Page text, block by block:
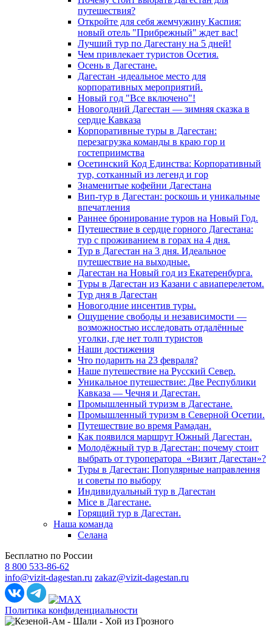
путешествия?
Откройте для себя жемчужину Каспия:
новый отель "Прибрежный" ждет вас!
Лучший тур по Дагестану на 5 дней!
Чем привлекает туристов Осетия.
Осень в Дагестане.
Дагестан -идеальное место для
корпоративных мероприятий.
Новый год "Все включено"!
Новогодний Дагестан — зимняя сказка в
сердце Кавказа
Корпоративные туры в Дагестан:
перезагрузка команды в краю гор и
гостеприимства
Осетинский Код Единства: Корпоративный
тур, сотканный из легенд и гор
Знаменитые кофейни Дагестана
Вип-тур в Дагестан: роскошь и уникальные
впечатления
Раннее бронирование туров на Новый Год.
Путешествие в сердце горного Дагестана:
тур с проживанием в горах на 4 дня.
Тур в Дагестан на 3 дня. Идеальное
путешествие на выходные.
Дагестан на Новый год из Екатеренбурга.
Туры в Дагестан из Казани с авиаперелетом.
Тур дня в Дагестан
Новогодние инсентив туры.
Ощущение свободы и независимости —
возможностью исследовать отдалённые
уголки, где нет толп туристов
Наши достижения
Что подарить на 23 февраля?
Наше путешествие на Русский Север.
Уникальное путешествие: Две Республики
Кавказа — Чечня и Дагестан.
Промышленный туризм в Дагестане.
Промышленный туризм в Северной Осетии.
Путешествие во время Рамадан.
Как появился маршрут Южный Дагестан.
Молодёжный тур в Дагестан: почему стоит
выбрать от туроператора «Визит Дагестан»?
Туры в Дагестан: Популярные направлення
и советы по выбору
Индивидуальный тур в Дагестан
Mice в Дагестане.
Горящий тур в Дагестан.
Наша команда
Селана
Бесплатно по России
8 800 533-86-62
info@vizit-dagestan.ru zakaz@vizit-dagestan.ru
Политика конфиденциальности